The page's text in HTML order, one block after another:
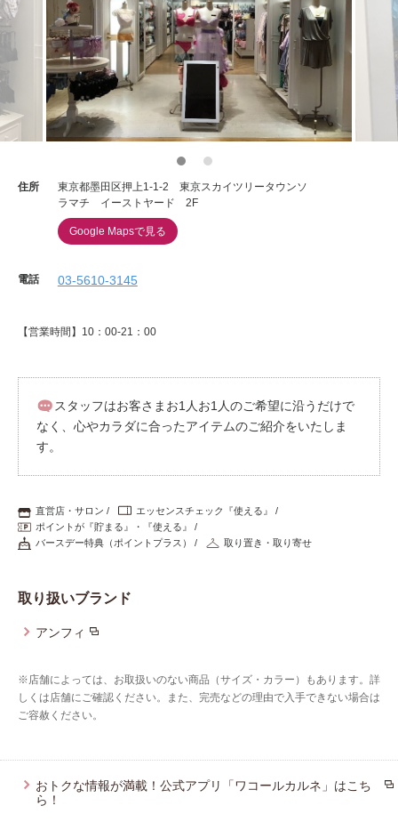
住所
東京都墨田区押上1-1-2 東京スカイツリータウンソ
ラマチ イーストヤード 2F
Google Mapsで見る
電話 03-5610-3145
【営業時間】10：00-21：00
スタッフはお客さまお1人お1人のご希望に沿うだけで
なく、心やカラダに合ったアイテムのご紹介をいたしま
す。
直営店・サロン
エッセンスチェック『使える』
ポイントが『貯まる』・『使える』
バースデー特典（ポイントプラス）
取り置き・取り寄せ
取り扱いブランド
アンフィ
※店舗によっては、お取扱いのない商品（サイズ・カラー）もあります。詳
しくは店舗にご確認ください。また、完売などの理由で入手できない場合は
ご容赦ください。
おトクな情報が満載！公式アプリ「ワコールカルネ」はこち
ら！